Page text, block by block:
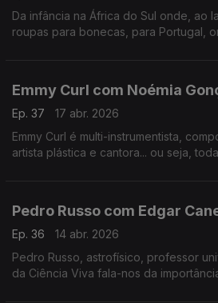
Da infância na África do Sul onde, ao
roupas para bonecas, para Portugal,
Emmy Curl com Noémia
Ep. 37
17 abr. 2026
Emmy Curl é multi-instrumentista,
artista plástica e cantora... ou seja,
Pedro Russo com Edgar
Ep. 36
14 abr. 2026
Pedro Russo, astrofísico, professor
da Ciência Viva fala-nos da